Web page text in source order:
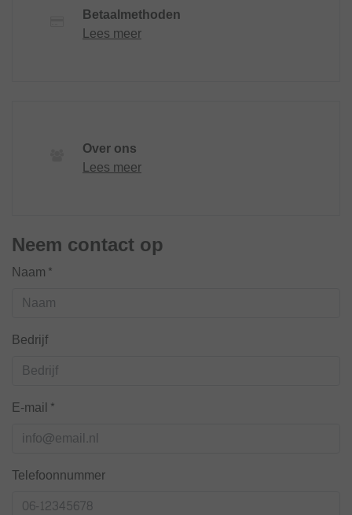
Betaalmethoden
Lees meer
Over ons
Lees meer
Neem contact op
Naam*
Bedrijf
E-mail*
Telefoonnummer